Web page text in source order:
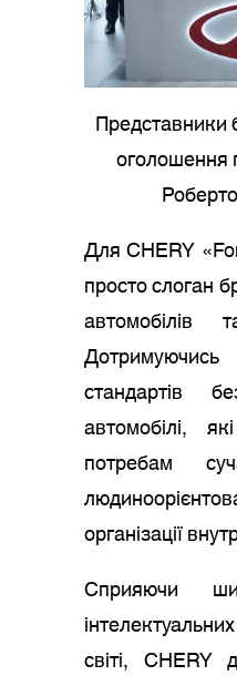
Представники
оголошення
Для CHERY
просто слоган
автомобілів
стандартів
автомобілі,
потребам
організації
Сприяючи
світі, CHERY